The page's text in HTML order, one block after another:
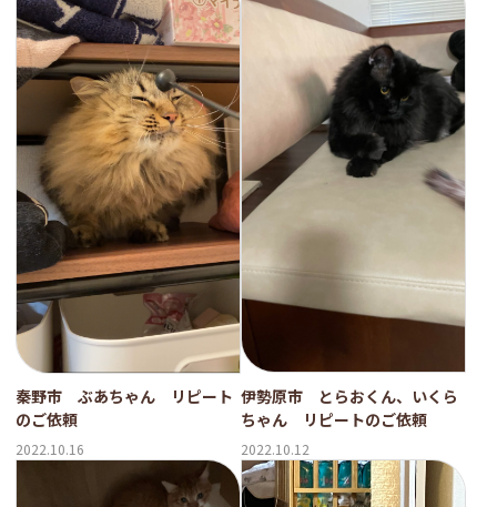
秦野市 ぶあちゃん リピート
のご依頼
2022.10.16
伊勢原市 とらおくん、いくら
ちゃん リピートのご依頼
2022.10.12